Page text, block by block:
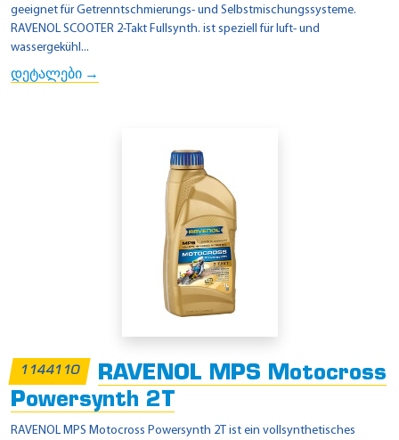
geeignet für Getrenntschmierungs- und Selbstmischungssysteme.
RAVENOL SCOOTER 2-Takt Fullsynth. ist speziell für luft- und
wassergekühl...
დეტალები →
1144110
RAVENOL MPS Motocross
Powersynth 2T
RAVENOL MPS Motocross Powersynth 2T ist ein vollsynthetisches